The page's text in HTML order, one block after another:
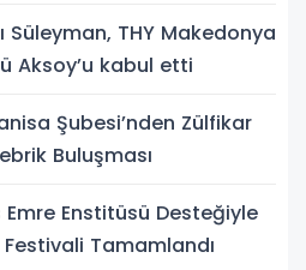
Süleyman, THY Makedonya
Aksoy’u kabul etti
Şubesi’nden Zülfikar
Buluşması
Emre Enstitüsü Desteğiyle
Tamamlandı